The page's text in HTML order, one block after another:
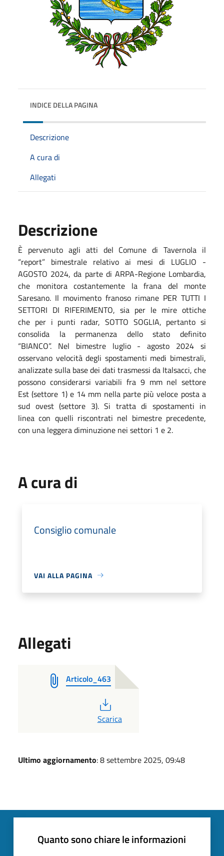
INDICE DELLA PAGINA
Descrizione
A cura di
Allegati
Descrizione
È pervenuto agli atti del Comune di Tavernola il
“report” bimestrale relativo ai mesi di LUGLIO -
AGOSTO 2024, da parte di ARPA-Regione Lombardia,
che monitora costantemente la frana del monte
Saresano. Il movimento franoso rimane PER TUTTI I
SETTORI DI RIFERIMENTO, sia per le mire ottiche
che per i punti radar, SOTTO SOGLIA, pertanto si
consolida la permanenza dello stato definito
“BIANCO”. Nel bimestre luglio - agosto 2024 si
osservano velocità degli spostamenti medi bimestrali,
analizzate sulla base dei dati trasmessi da Italsacci, che
possono considerarsi variabili fra 9 mm nel settore
Est (settore 1) e 14 mm nella parte più veloce posta a
sud ovest (settore 3). Si tratta di spostamenti in
linea con quelli riscontrati nel bimestre precedente,
con una leggera diminuzione nei settori 1 e 2.
A cura di
Consiglio comunale
VAI ALLA PAGINA
Allegati
Articolo_463
PDF
Scarica
Ultimo aggiornamento: 8 settembre 2025, 09:48
Quanto sono chiare le informazioni